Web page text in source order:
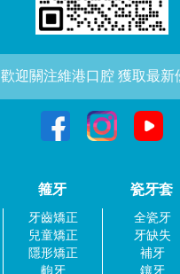
歡迎關注維港口腔 獲取最新
箍牙
牙齒矯正
兒童矯正
隱形矯正
齙牙
瓷牙套
全瓷牙
牙缺失
補牙
鑲牙